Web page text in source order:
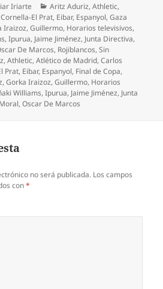
Iriarte Categorías
Aritz Aduriz,Athletic,
Cornella-El Prat, Eibar, Espanyol,Gaza
Iraizoz,Guillermo, Horarios televisivos,
,Ipurua, Jaime Jiménez, Junta Directiva,
De Marcos, Rojiblancos,Sin
,Athletic,Atlético de Madrid,Carlos
Prat, Eibar, Espanyol, Final de Copa,
,Gorka Iraizoz,Guillermo, Horarios
Williams,Ipurua, Jaime Jiménez, Junta
,Oscar De Marcos
no será publicada. Los campos
con*